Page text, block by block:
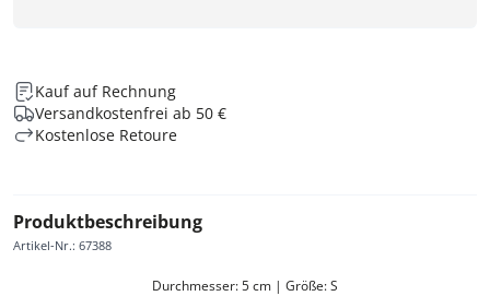
Kauf auf Rechnung
Versandkostenfrei ab 50 €
Kostenlose Retoure
Produktbeschreibung
Artikel-Nr.: 67388
Durchmesser: 5 cm | Größe: S